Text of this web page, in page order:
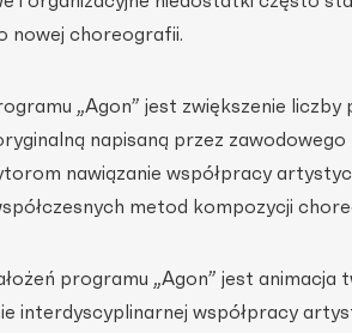
nowej choreografii.
„Agon” jest zwiększenie
napisaną przez
nawiązanie współpracy
metod kompozycji
programu „Agon” jest
interdyscyplinarnej współpracy